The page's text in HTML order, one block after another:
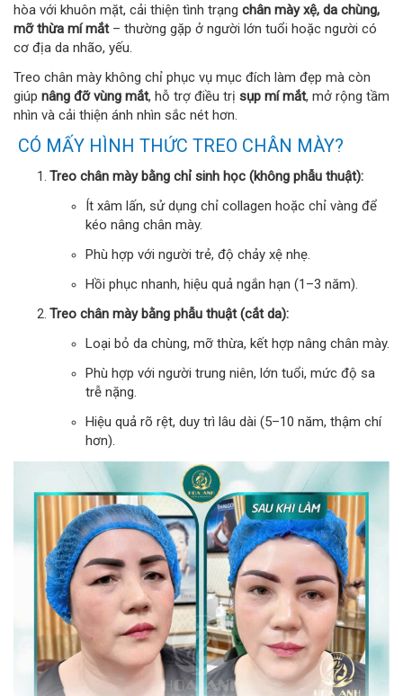
hòa với khuôn mặt, cải thiện tình trạng chân mày xệ, da chùng,
mỡ thừa mí mắt– thường gặp ở người lớn tuổi hoặc người có
cơ địa da nhão, yếu.
Treo chân mày không chỉ phục vụ mục đích làm đẹp mà còn
giúp nâng đỡ vùng mắt, hỗ trợ điều trị sụp mí mắt, mở rộng tầm
nhìn và cải thiện ánh nhìn sắc nét hơn.
CÓ MẤY HÌNH THỨC TREO CHÂN MÀY?
Treo chân mày bằng chỉ sinh học (không phẫu thuật):
Ít xâm lấn, sử dụng chỉ collagen hoặc chỉ vàng để
kéo nâng chân mày.
Phù hợp với người trẻ, độ chảy xệ nhẹ.
Hồi phục nhanh, hiệu quả ngắn hạn (1–3 năm).
Treo chân mày bằng phẫu thuật (cắt da):
Loại bỏ da chùng, mỡ thừa, kết hợp nâng chân mày.
Phù hợp với người trung niên, lớn tuổi, mức độ sa
trễ nặng.
Hiệu quả rõ rệt, duy trì lâu dài (5–10 năm, thậm chí
hơn).